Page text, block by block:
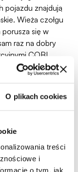
O plikach cookies
treści
i
o tym, jak
pojazdu znajdują
Wieża czołgu
się w
raz na dobry
COBI.
dla
i z łatwością
dostarczy Ci
20-letnią